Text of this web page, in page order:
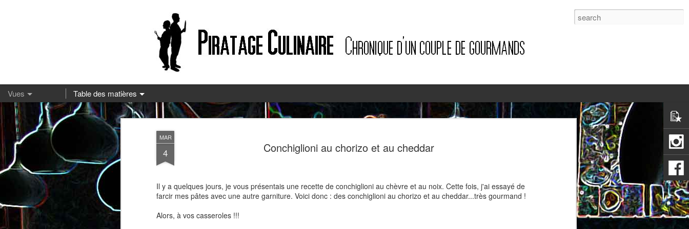
MAR
4 Conchiglioni au chorizo et au cheddar
Il y a quelques jours, je vous présentais une recette de conchiglioni au chèvre et au noix. Cette fois, j'ai essayé de
farcir mes pâtes avec une autre garniture. Voici donc : des conchiglioni au chorizo et au cheddar...très gourmand !
Alors, à vos casseroles !!!
Pizza à la mozzarella et à la
13
2
Pizza à la pancetta et à la